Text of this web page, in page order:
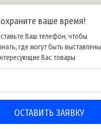
ваше время!
Ваш телефон, чтобы
где могут быть выставлены
Вас товары